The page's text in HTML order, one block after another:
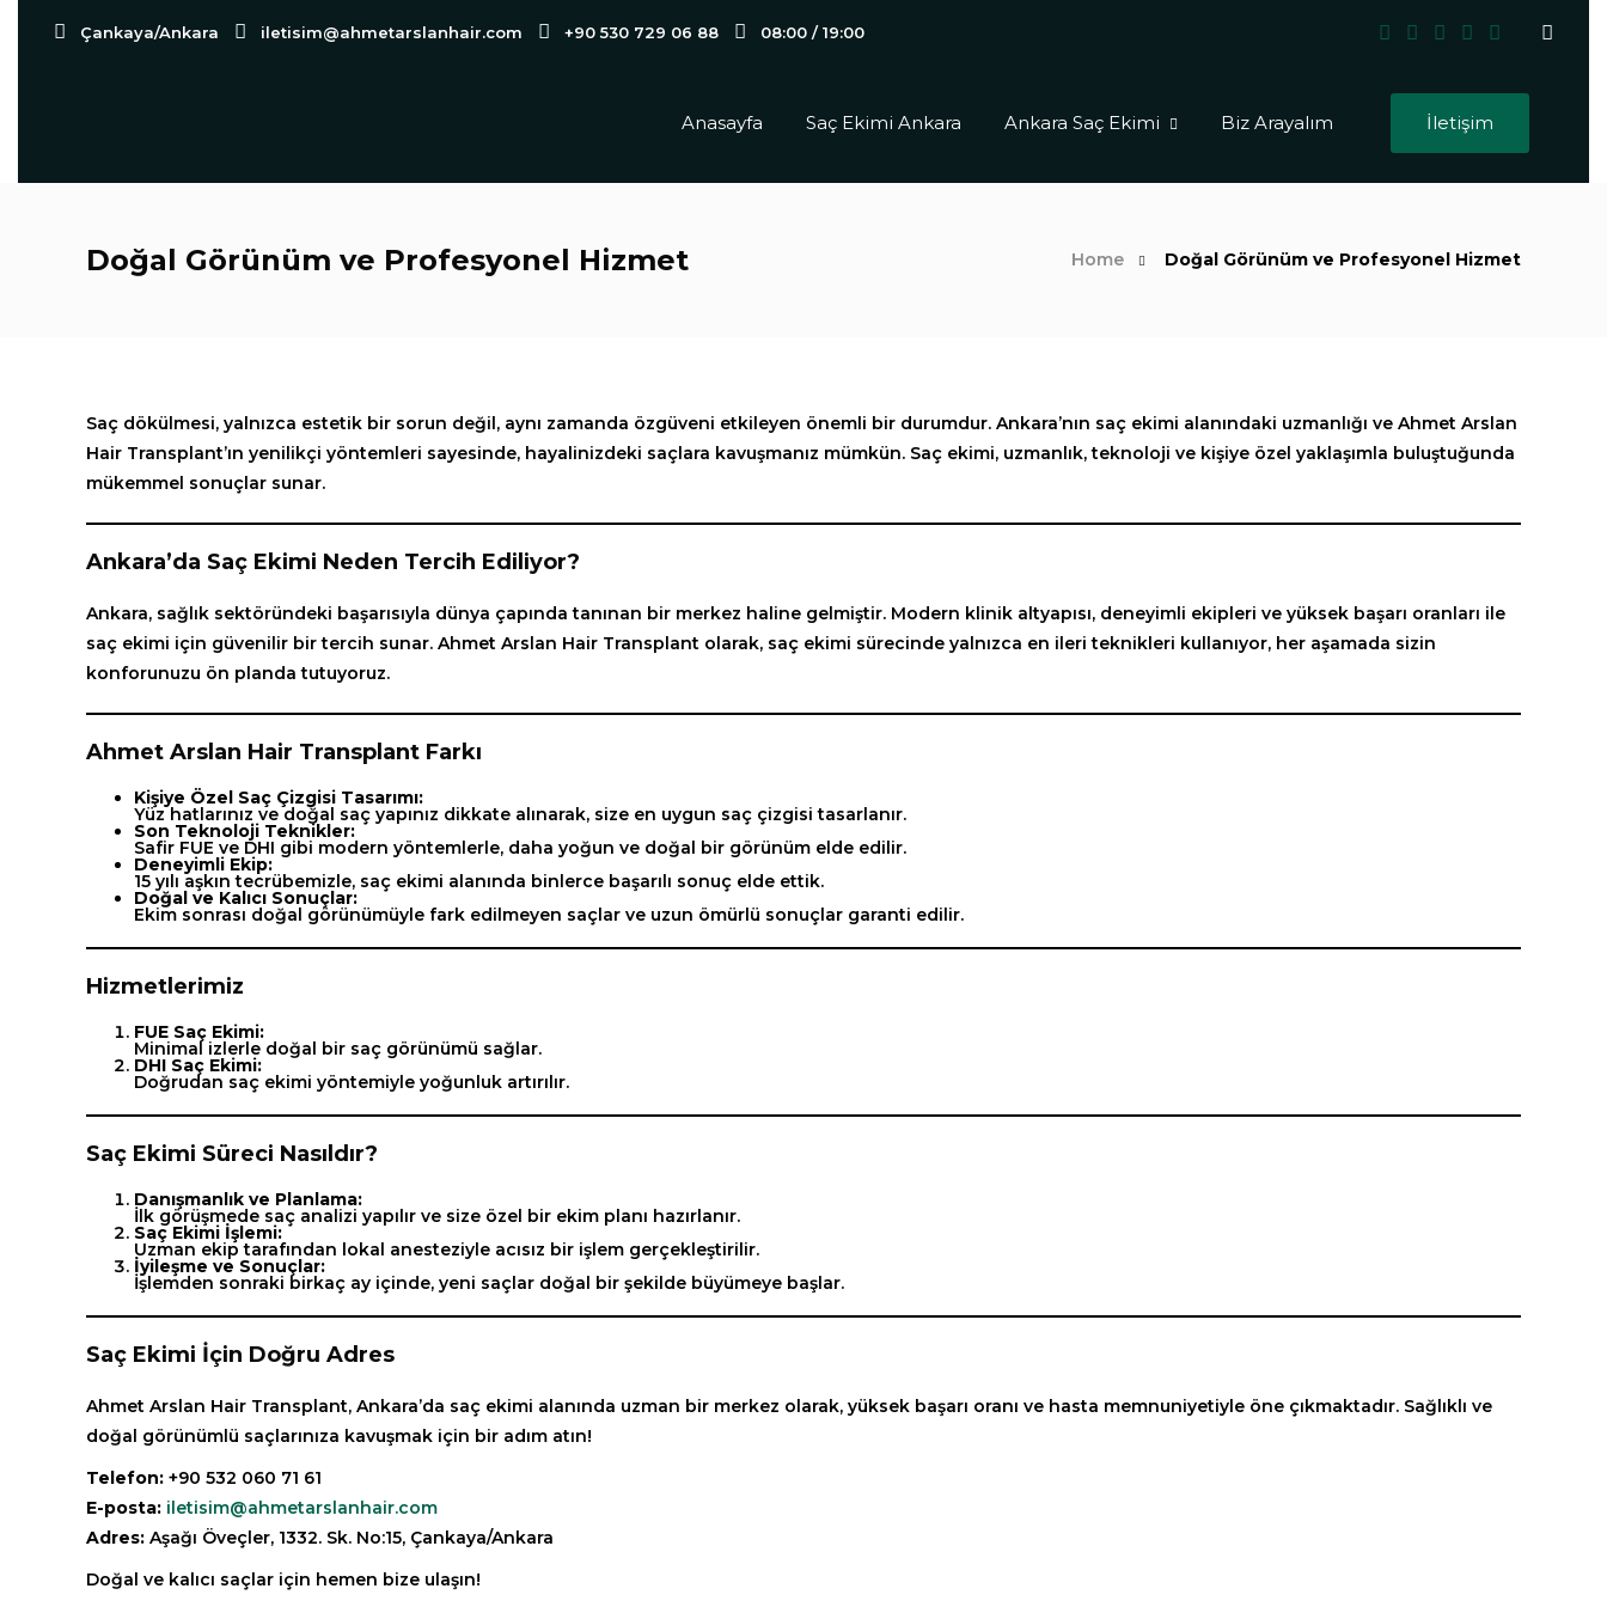
Çankaya/Ankara iletisim@ahmetarslanhair.com +90 530 729 06 88 08:00 / 19:00
Anasayfa Saç Ekimi Ankara Ankara Saç Ekimi Biz Arayalım İletişim
Doğal Görünüm ve Profesyonel Hizmet Home Doğal Görünüm ve Profesyonel Hizmet
Saç dökülmesi, yalnızca estetik bir sorun değil, aynı zamanda özgüveni etkileyen önemli bir durumdur. Ankara’nın saç ekimi alanındaki uzmanlığı ve Ahmet Arslan
Hair Transplant’ın yenilikçi yöntemleri sayesinde, hayalinizdeki saçlara kavuşmanız mümkün. Saç ekimi, uzmanlık, teknoloji ve kişiye özel yaklaşımla buluştuğunda
mükemmel sonuçlar sunar.
Ankara’da Saç Ekimi Neden Tercih Ediliyor?
Ankara, sağlık sektöründeki başarısıyla dünya çapında tanınan bir merkez haline gelmiştir. Modern klinik altyapısı, deneyimli ekipleri ve yüksek başarı oranları ile
saç ekimi için güvenilir bir tercih sunar. Ahmet Arslan Hair Transplant olarak, saç ekimi sürecinde yalnızca en ileri teknikleri kullanıyor, her aşamada sizin
konforunuzu ön planda tutuyoruz.
Ahmet Arslan Hair Transplant Farkı
Kişiye Özel Saç Çizgisi Tasarımı:
Yüz hatlarınız ve doğal saç yapınız dikkate alınarak, size en uygun saç çizgisi tasarlanır.
Son Teknoloji Teknikler:
Safir FUE ve DHI gibi modern yöntemlerle, daha yoğun ve doğal bir görünüm elde edilir.
Deneyimli Ekip:
15 yılı aşkın tecrübemizle, saç ekimi alanında binlerce başarılı sonuç elde ettik.
Doğal ve Kalıcı Sonuçlar:
Ekim sonrası doğal görünümüyle fark edilmeyen saçlar ve uzun ömürlü sonuçlar garanti edilir.
Hizmetlerimiz
FUE Saç Ekimi:
Minimal izlerle doğal bir saç görünümü sağlar.
DHI Saç Ekimi:
Doğrudan saç ekimi yöntemiyle yoğunluk artırılır.
Saç Ekimi Süreci Nasıldır?
Danışmanlık ve Planlama:
İlk görüşmede saç analizi yapılır ve size özel bir ekim planı hazırlanır.
Saç Ekimi İşlemi:
Uzman ekip tarafından lokal anesteziyle acısız bir işlem gerçekleştirilir.
İyileşme ve Sonuçlar:
İşlemden sonraki birkaç ay içinde, yeni saçlar doğal bir şekilde büyümeye başlar.
Saç Ekimi İçin Doğru Adres
Ahmet Arslan Hair Transplant, Ankara’da saç ekimi alanında uzman bir merkez olarak, yüksek başarı oranı ve hasta memnuniyetiyle öne çıkmaktadır. Sağlıklı ve
doğal görünümlü saçlarınıza kavuşmak için bir adım atın!
Telefon: +90 532 060 71 61
E-posta: iletisim@ahmetarslanhair.com
Adres: Aşağı Öveçler, 1332. Sk. No:15, Çankaya/Ankara
Doğal ve kalıcı saçlar için hemen bize ulaşın!